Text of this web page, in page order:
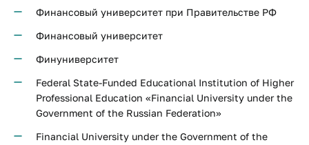
Финансовый университет при Правительстве РФ
Финансовый университет
Финуниверситет
Federal State-Funded Educational Institution of Higher
Professional Education «Financial University under the
Government of the Russian Federation»
Financial University under the Government of the